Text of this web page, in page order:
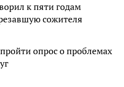
к пяти годам
сожителя
опрос о проблемах